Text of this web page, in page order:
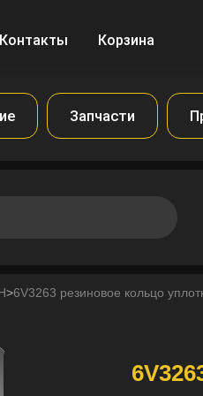
Контакты Корзина
Запчасти
>6V3263 резиновое кольцо